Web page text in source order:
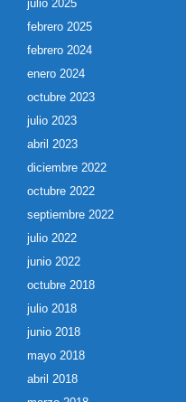
julio 2025
febrero 2025
febrero 2024
enero 2024
octubre 2023
julio 2023
abril 2023
diciembre 2022
octubre 2022
septiembre 2022
julio 2022
junio 2022
octubre 2018
julio 2018
junio 2018
mayo 2018
abril 2018